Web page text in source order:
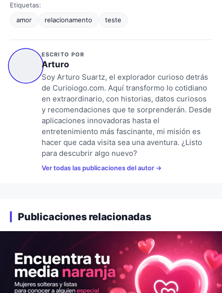
Etiquetas:
amor
relacionamento teste
ESCRITO POR
Arturo
Soy Arturo Suartz, el explorador curioso detrás
de Curioiogo.com. Aquí transformo lo cotidiano
en extraordinario, con historias, datos curiosos
y recomendaciones que te sorprenderán. Desde
aplicaciones innovadoras hasta el
entretenimiento más fascinante, mi misión es
hacer que cada visita sea una aventura. ¿Listo
para descubrir algo nuevo?
Ver todas las publicaciones del autor
Publicaciones relacionadas